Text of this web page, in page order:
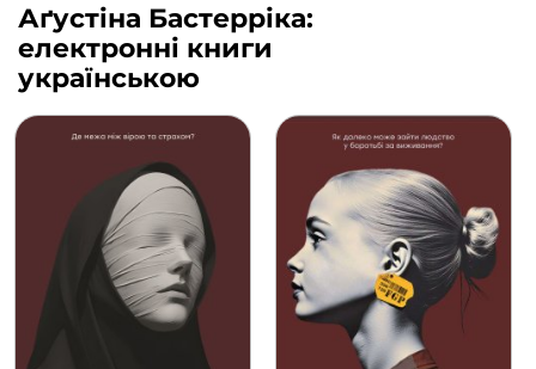
Аґустіна Бастерріка:
електронні книги
українською